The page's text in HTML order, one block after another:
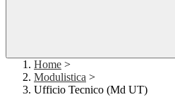
Home >
Modulistica >
Ufficio Tecnico (Md UT)